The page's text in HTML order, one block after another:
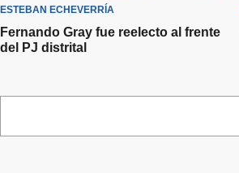
ESTEBAN ECHEVERRÍA
Fernando Gray fue reelecto al frente
del PJ distrital